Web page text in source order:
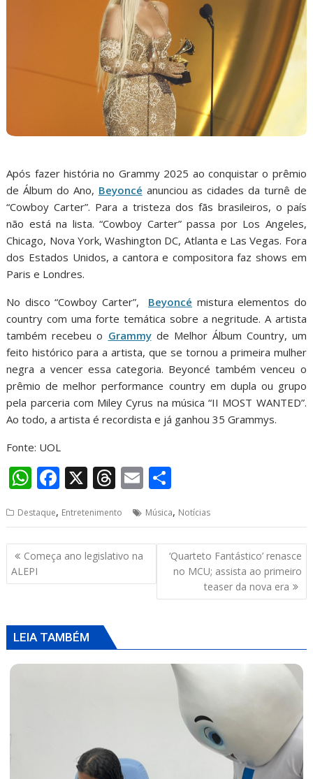
Após fazer história no Grammy 2025 ao conquistar o prêmio
de Álbum do Ano, Beyoncé anunciou as cidades da turnê de
“Cowboy Carter”. Para a tristeza dos fãs brasileiros, o país
não está na lista. “Cowboy Carter” passa por Los Angeles,
Chicago, Nova York, Washington DC, Atlanta e Las Vegas. Fora
dos Estados Unidos, a cantora e compositora faz shows em
Paris e Londres.
No disco “Cowboy Carter”, Beyoncé mistura elementos do
country com uma forte temática sobre a negritude. A artista
também recebeu o Grammyde Melhor Álbum Country, um
feito histórico para a artista, que se tornou a primeira mulher
negra a vencer essa categoria. Beyoncé também venceu o
prêmio de melhor performance country em dupla ou grupo
pela parceria com Miley Cyrus na música “II MOST WANTED”.
Ao todo, a artista é recordista e já ganhou 35 Grammys.
Fonte: UOL
W
at
s
A
p
F
e
b
o
o
X T
re
a
d
s
E
ai
l
ar
e
Destaque, Entretenimento Música, Notícias
Navegação
de
Post
Começa ano legislativo na
ALEPI
‘Quarteto Fantástico’ renasce
no MCU; assista ao primeiro
teaser da nova era
LEIA TAMBÉM